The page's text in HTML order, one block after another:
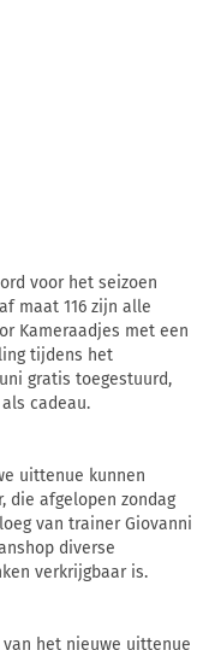
voor het seizoen
maat 116 zijn alle
Kameraadjes met een
tijdens het
gratis toegestuurd,
cadeau.
uittenue kunnen
die afgelopen zondag
van trainer Giovanni
diverse
verkrijgbaar is.
het nieuwe uittenue